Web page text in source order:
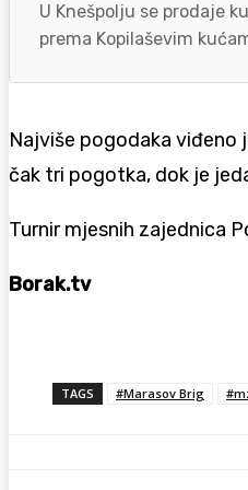
U Knešpolju se prodaje
prema Kopilaševim
Najviše pogodaka viđeno
čak tri pogotka, dok je
Turnir mjesnih zajednica
Borak.tv
TAGS #Marasov Brig